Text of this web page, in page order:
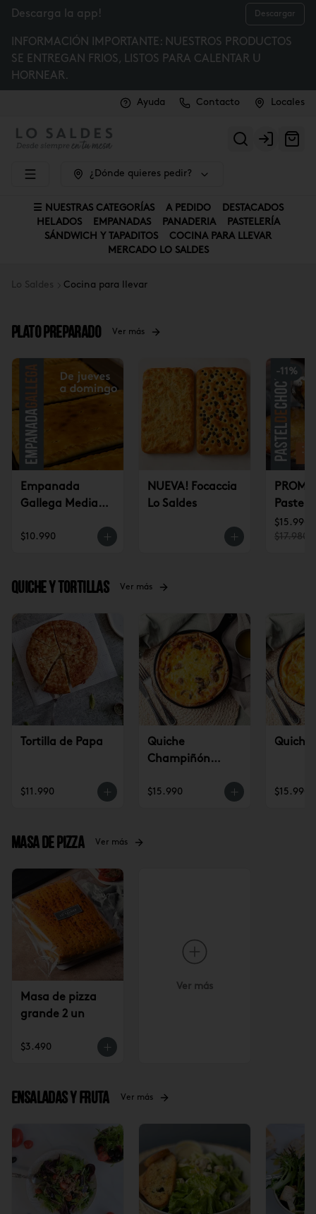
Descarga la app! Descargar
INFORMACIÓN IMPORTANTE: NUESTROS PRODUCTOS
SE ENTREGAN FRIOS, LISTOS PARA CALENTAR U
HORNEAR.
Ayuda Contacto Locales
Login
¿Dónde quieres pedir?
☰ NUESTRAS CATEGORÍAS A PEDIDO
DESTACADOS
HELADOS
EMPANADAS PANADERIA
PASTELERÍA
SÁNDWICH Y TAPADITOS
COCINA PARA LLEVAR
MERCADO LO SALDES
Lo Saldes Cocina para llevar
Plato Preparado Ver más
Empanada
Gallega Mediana
domingo)
$10.990
NUEVA! Focaccia
Lo Saldes
-11 %
Pastel
(2u)
$15.990
$17.980
Quiche y tortillas Ver más
Tortilla de Papa
$11.990
Quiche
Champiñón
$15.990
Quiche
$15.990
Masa de pizza Ver más
Masa de pizza
grande 2 un
$3.490
Ver más
Ensaladas y Fruta Ver más